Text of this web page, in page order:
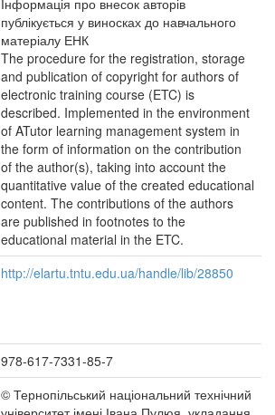
Інформація про внесок авторів
публікується у виносках до навчального
матеріалу ЕНК
The procedure for the registration, storage
and publication of copyright for authors of
electronic training course (ETC) is
described. Implemented in the environment
of ATutor learning management system in
the form of information on the contribution
of the author(s), taking into account the
quantitative value of the created educational
content. The contributions of the authors
are published in footnotes to the
educational material in the ETC.
http://elartu.tntu.edu.ua/handle/lib/28850
978-617-7331-85-7
© Тернопільський національний технічний